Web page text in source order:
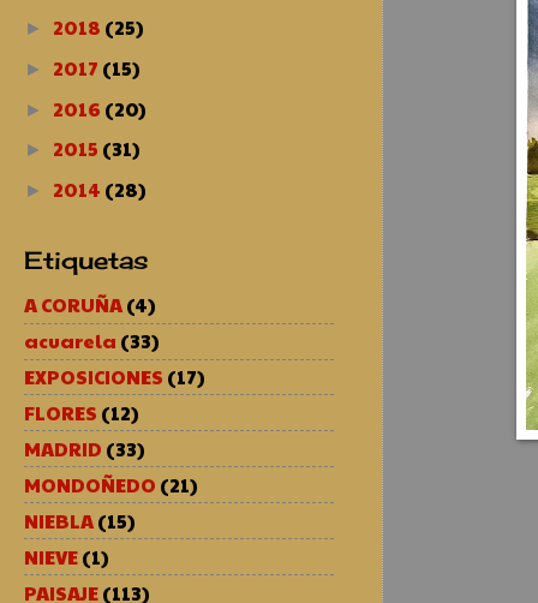
► 2018 (25)
► 2017 (15)
► 2016 (20)
► 2015 (31)
► 2014 (28)
Etiquetas
A CORUÑA(4)
acuarela (33)
EXPOSICIONES (17)
FLORES (12)
MADRID (33)
MONDOÑEDO (21)
NIEBLA(15)
NIEVE(1)
PAISAJE(113)